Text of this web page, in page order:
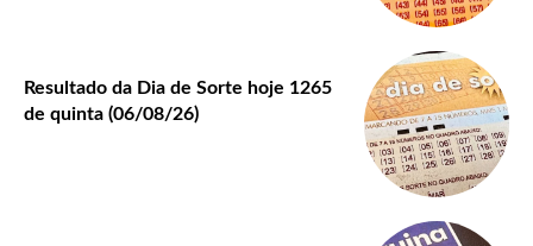
Resultado da Dia de Sorte hoje 1265
de quinta (06/08/26)